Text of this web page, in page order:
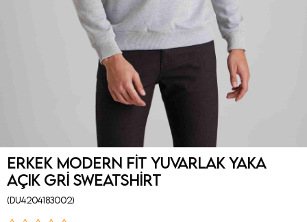
Erkek Modern Fit Yuvarlak Yaka
Açık Gri Sweatshirt
(DU4204183002)